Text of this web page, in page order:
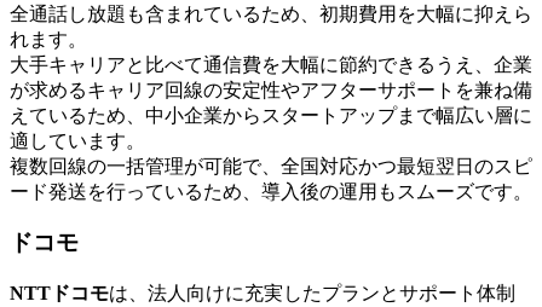
全通話し放題も含まれているため、初期費用を大幅に抑えら
れます。
大手キャリアと比べて通信費を大幅に節約できるうえ、企業
が求めるキャリア回線の安定性やアフターサポートを兼ね備
えているため、中小企業からスタートアップまで幅広い層に
適しています。
複数回線の一括管理が可能で、全国対応かつ最短翌日のスピ
ード発送を行っているため、導入後の運用もスムーズです。
ドコモ
NTTドコモは、法人向けに充実したプランとサポート体制